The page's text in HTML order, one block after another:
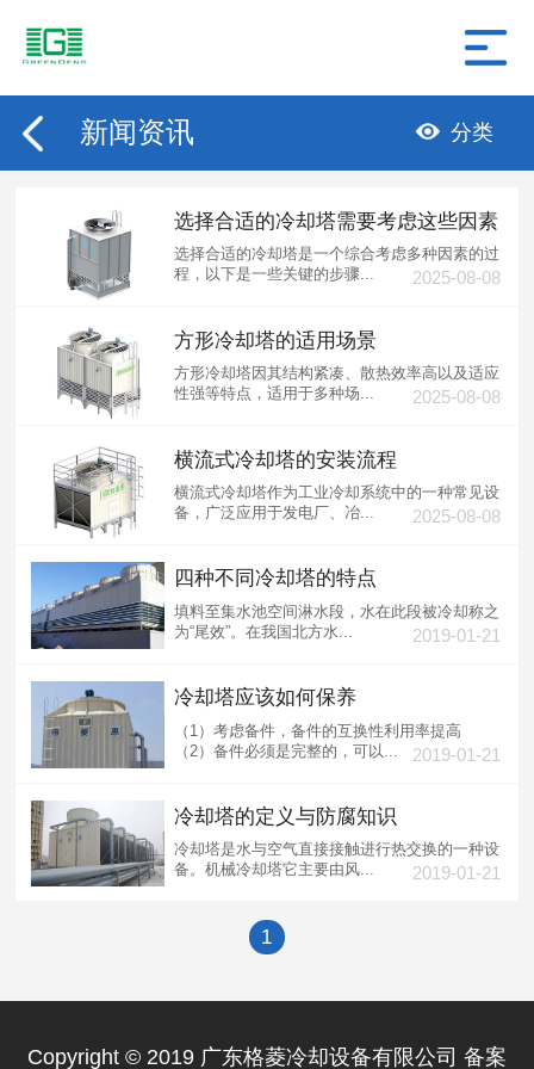
新闻资讯 分类
选择合适的冷却塔需要考虑这些因素
选择合适的冷却塔是一个综合考虑多种因素的过
程，以下是一些关键的步骤...
2025-08-08
方形冷却塔的适用场景
方形冷却塔因其结构紧凑、散热效率高以及适应
性强等特点，适用于多种场...
2025-08-08
横流式冷却塔的安装流程
横流式冷却塔作为工业冷却系统中的一种常见设
备，广泛应用于发电厂、冶...
2025-08-08
四种不同冷却塔的特点
填料至集水池空间淋水段，水在此段被冷却称之
为“尾效”。在我国北方水...
2019-01-21
冷却塔应该如何保养
（1）考虑备件，备件的互换性利用率提高
（2）备件必须是完整的，可以...
2019-01-21
冷却塔的定义与防腐知识
冷却塔是水与空气直接接触进行热交换的一种设
备。机械冷却塔它主要由风...
2019-01-21
1
Copyright © 2019 广东格菱冷却设备有限公司 备案